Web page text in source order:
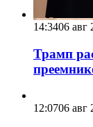
14:3406 авг
Трамп
12:0706 авг